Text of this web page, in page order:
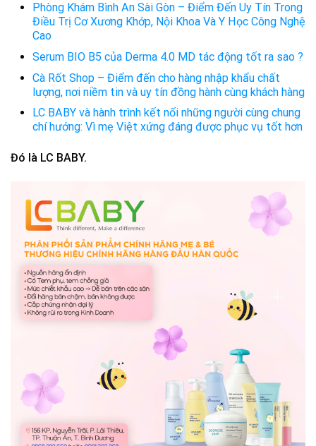
Phòng Khám Bình An Sài Gòn – Điểm Đến Uy Tín Trong
Điều Trị Cơ Xương Khớp, Nội Khoa Và Y Học Công Nghệ
Cao
Serum BIO B5 của Derma 4.0 MD tác động tốt ra sao ?
Cà Rốt Shop – Điểm đến cho hàng nhập khẩu chất
lượng, nơi niềm tin và uy tín đồng hành cùng khách hàng
LC BABY và hành trình kết nối những người cùng chung
chí hướng: Vì mẹ Việt xứng đáng được phục vụ tốt hơn
Đó là LC BABY.